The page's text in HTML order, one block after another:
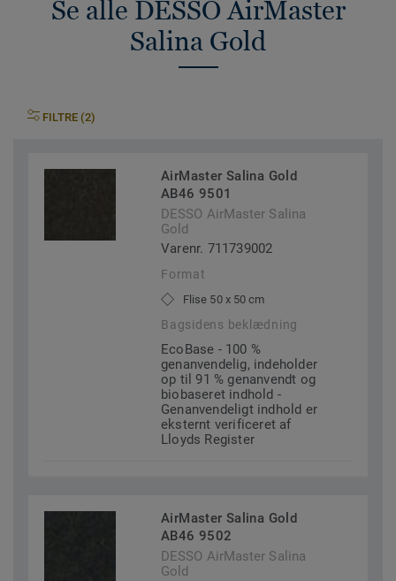
Se alle DESSO AirMaster
Salina Gold
FILTRE (2)
AirMaster Salina Gold
AB46 9501
DESSO AirMaster Salina
Gold
Varenr. 711739002
Format
Flise 50 x 50 cm
Bagsidens beklædning
EcoBase - 100 %
genanvendelig, indeholder
op til 91 % genanvendt og
biobaseret indhold -
Genanvendeligt indhold er
eksternt verificeret af
Lloyds Register
AirMaster Salina Gold
AB46 9502
DESSO AirMaster Salina
Gold